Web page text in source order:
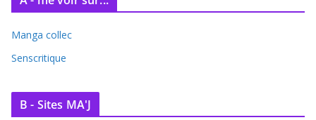
Manga collec
Senscritique
B - Sites MA'J